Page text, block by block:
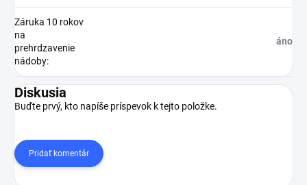
Záruka 10 rokov
na
prehrdzavenie
nádoby:
áno
Diskusia
Buďte prvý, kto napíše príspevok k tejto položke.
Pridať komentár